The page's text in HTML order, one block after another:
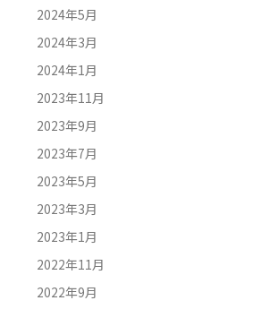
2024年5月
2024年3月
2024年1月
2023年11月
2023年9月
2023年7月
2023年5月
2023年3月
2023年1月
2022年11月
2022年9月